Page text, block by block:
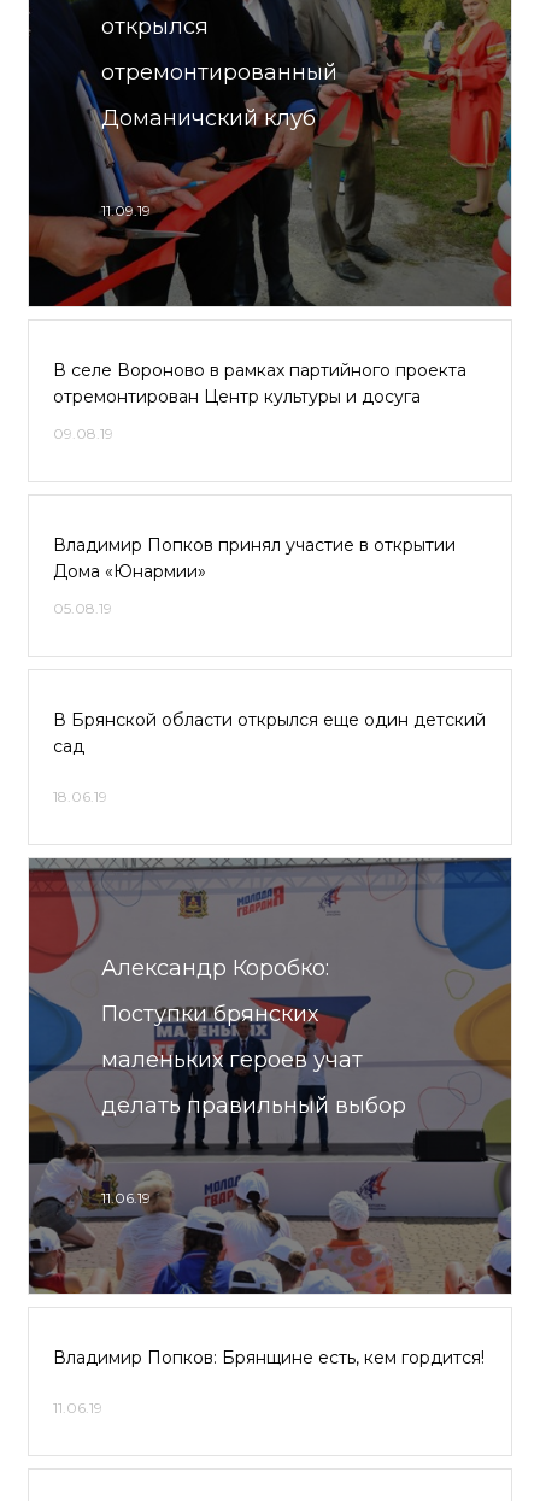
открылся
отремонтированный
Доманичский клуб
11.09.19
В селе Вороново в рамках партийного проекта
отремонтирован Центр культуры и досуга
09.08.19
Владимир Попков принял участие в открытии
Дома «Юнармии»
05.08.19
В Брянской области открылся еще один детский
сад
18.06.19
Александр Коробко:
Поступки брянских
маленьких героев учат
делать правильный выбор
11.06.19
Владимир Попков: Брянщине есть, кем гордится!
11.06.19